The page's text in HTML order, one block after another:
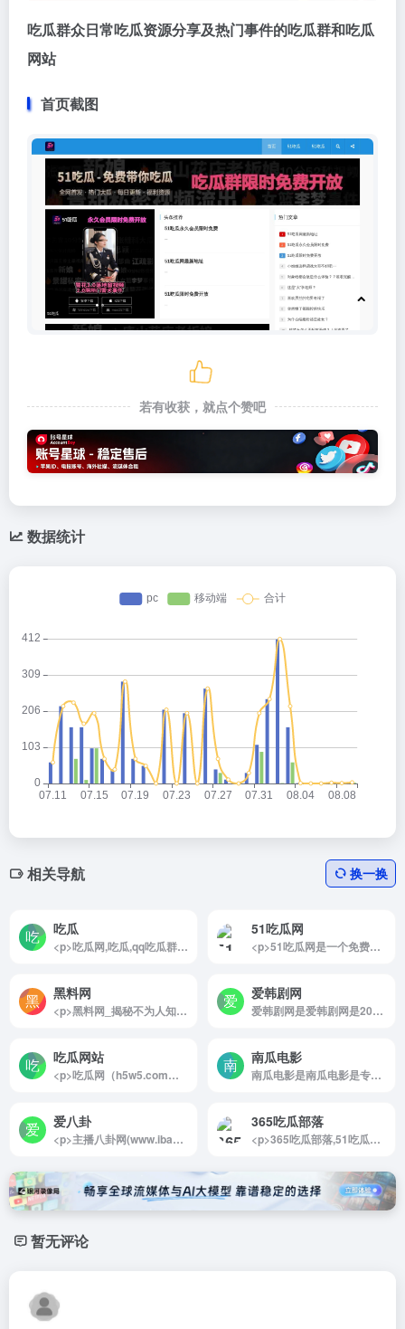
吃瓜群众日常吃瓜资源分享及热门事件的吃瓜群和吃瓜
网站
首页截图
若有收获，就点个赞吧
数据统计
相关导航 换一换
吃瓜
<p>吃瓜网,吃瓜,qq吃瓜群,qq吃瓜群免费资源,qq吃瓜资源分享群群号,吃瓜qq群,吃瓜qq资源群,吃瓜爆料QQ群,吃瓜群免费加入,吃瓜微信群,吃瓜群,吃瓜群QQ群号,吃瓜资源分享群,微信吃瓜群,瓜群</p>
51吃瓜网
<p>51吃瓜网是一个免费在线吃瓜网站,旨在分享网络热门吃瓜事件,每日独家爆料,黑料网曝为您带来51吃瓜新鲜八卦,今日吃瓜，黑料不打烊分享正能量，一手内容尽在51吃瓜网。</p>
黑料网
<p>黑料网_揭秘不为人知的那些事，黑料网,爆料,明星,绯闻,秘密</p>
爱韩剧网
爱韩剧网是爱韩剧网是2020年国内最大的韩剧网站
吃瓜网站
<p>吃瓜网（h5w5.com）是一个每天分享最新快手抖音热点网红网络事件，重磅黑料，今日吃瓜的吃瓜网站每日吃瓜笑哈哈！</p>
南瓜电影
南瓜电影是南瓜电影是专注于精品影视剧...
爱八卦
<p>主播八卦网(www.ibagua.com.cn)，一个专注于网红主播娱乐八卦资讯的网站！这里汇聚了全网（YY、斗鱼、虎牙、触手、龙珠、快手、熊猫、战旗、全民、映客、花椒、企鹅等直播平台）网红主播娱乐八卦资讯！掌握网红主播最新动态，了解网红主播八卦资讯，一切尽在主播八卦网！</p>
365吃瓜部落
<p>365吃瓜部落,51吃瓜黑料网，热门事件，专业吃瓜资讯网站导航服务！</p>
暂无评论